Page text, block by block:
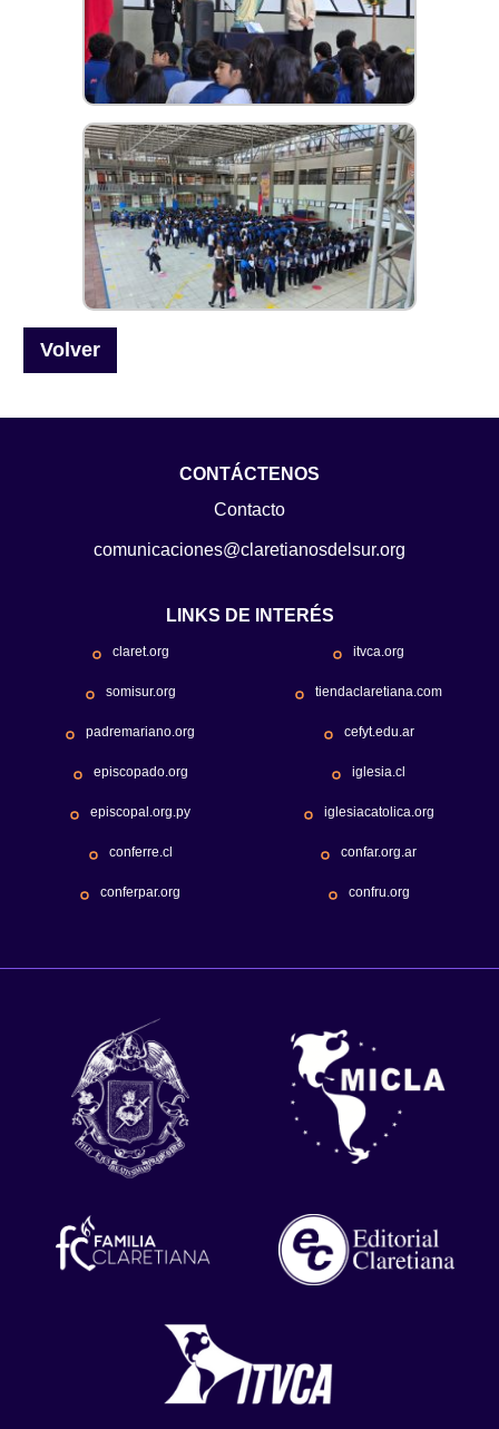
Volver
CONTÁCTENOS
Contacto
comunicaciones@claretianosdelsur.org
LINKS DE INTERÉS
claret.org itvca.org
somisur.org tiendaclaretiana.com
padremariano.org cefyt.edu.ar
episcopado.org iglesia.cl
episcopal.org.py iglesiacatolica.org
conferre.cl confar.org.ar
conferpar.org confru.org